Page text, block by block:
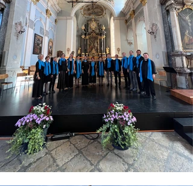
rencontres !
CONTACTER